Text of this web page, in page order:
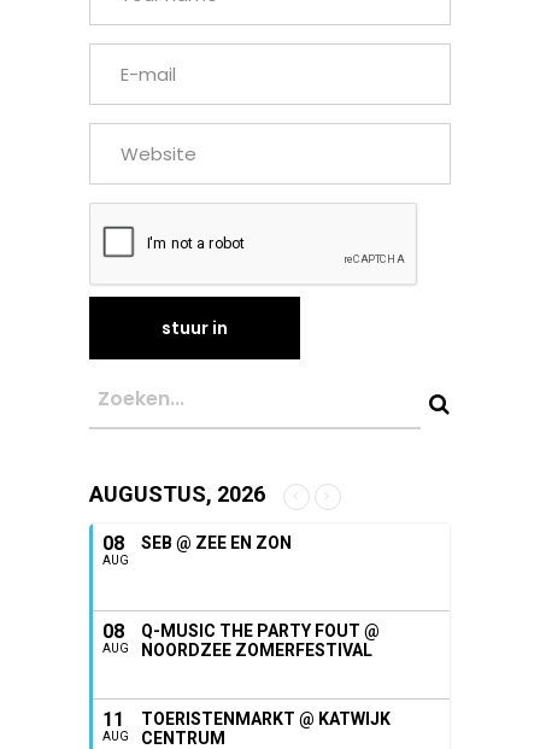
AUGUSTUS, 2026
08
AUG
SEB @ ZEE EN ZON
08
AUG
Q-MUSIC THE PARTY FOUT @
NOORDZEE ZOMERFESTIVAL
11
AUG
TOERISTENMARKT @ KATWIJK
CENTRUM